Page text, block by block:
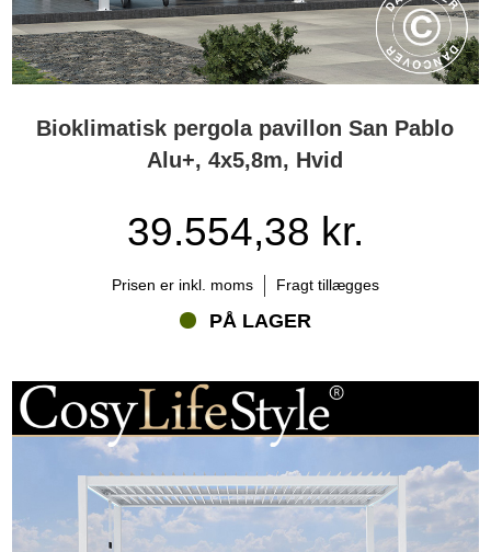
Bioklimatisk pergola pavillon San Pablo
Alu+, 4x5,8m, Hvid
39.554,38 kr.
Prisen er inkl. moms Fragt tillægges
PÅ LAGER